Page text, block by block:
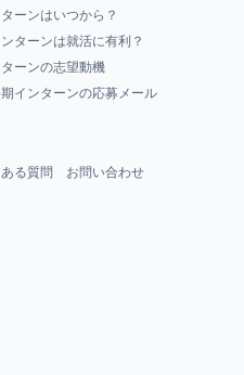
ーンはいつから？
ターンは就活に有利？
ーンの志望動機
インターンの応募メール
る質問 お問い合わせ